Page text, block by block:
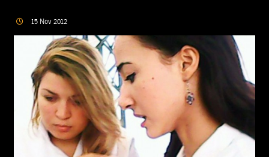
15 Nov 2012